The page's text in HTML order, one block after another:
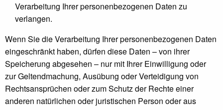
Verarbeitung Ihrer personenbezogenen Daten zu
verlangen.
Wenn Sie die Verarbeitung Ihrer personenbezogenen Daten
eingeschränkt haben, dürfen diese Daten – von ihrer
Speicherung abgesehen – nur mit Ihrer Einwilligung oder
zur Geltendmachung, Ausübung oder Verteidigung von
Rechtsansprüchen oder zum Schutz der Rechte einer
anderen natürlichen oder juristischen Person oder aus